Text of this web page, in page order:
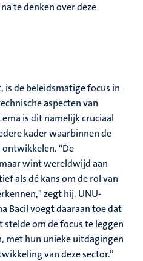
te denken over deze
de beleidsmatige focus in
aspecten van
is dit namelijk cruciaal
kader waarbinnen de
"De
wint wereldwijd aan
als dé kans om de rol van
zegt hij. UNU-
Bacil voegt daaraan toe dat
om de focus te leggen
met hun unieke uitdagingen
van deze sector.”